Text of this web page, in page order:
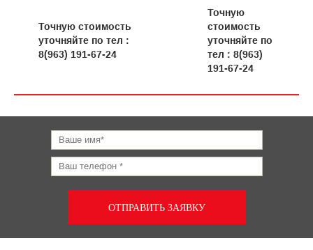
Точную стоимость
уточняйте по тел :
8(963) 191-67-24
Точную
стоимость
уточняйте по
тел : 8(963)
191-67-24
ОТПРАВИТЬ ЗАЯВКУ